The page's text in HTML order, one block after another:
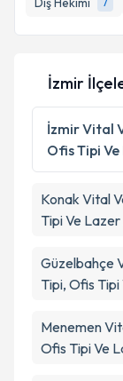
E-posta
Metni
İzmir
İzmirVital
Ofis Tipi
Konak Vital
Tipi Ve
Güzelbahçe
Tipi, Ofis
Menemen
Ofis Tipi Ve